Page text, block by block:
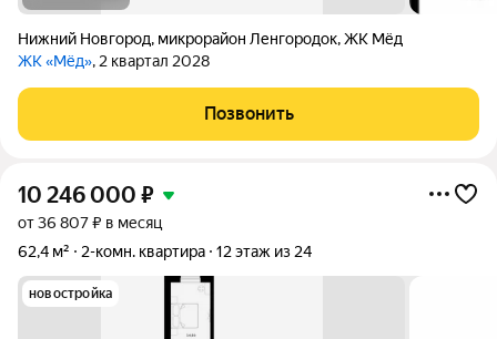
Нижний Новгород, микрорайон Ленгородок,ЖК Мёд
ЖК «Мёд», 2 квартал 2028
Позвонить
10 246 000 ₽
от 36 807 ₽ в месяц
62,4 м²
2-комн. квартира 12 этаж из 24
новостройка